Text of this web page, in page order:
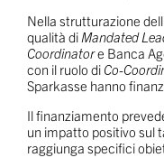
Nella strutturazione
qualità di Mandated
Coordinatore Banca
con il ruolo di Co-
Sparkasse hanno
Il finanziamento
un impatto positivo sul
raggiunga specifici